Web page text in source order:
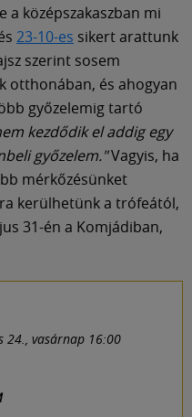
a középszakaszban mi
23-10-es sikert arattunk
szerint sosem
otthonában, és ahogyan
győzelemig tartó
kezdődik el addig egy
győzelem."Vagyis, ha
mérkőzésünket
kerülhetünk a trófeától,
31-én a Komjádiban,
24., vasárnap 16:00